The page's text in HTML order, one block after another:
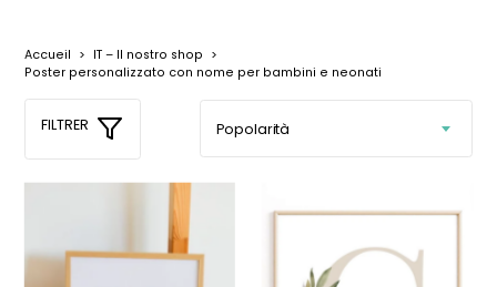
Accueil > IT – Il nostro shop >
Poster personalizzato con nome per bambini e neonati
FILTRER